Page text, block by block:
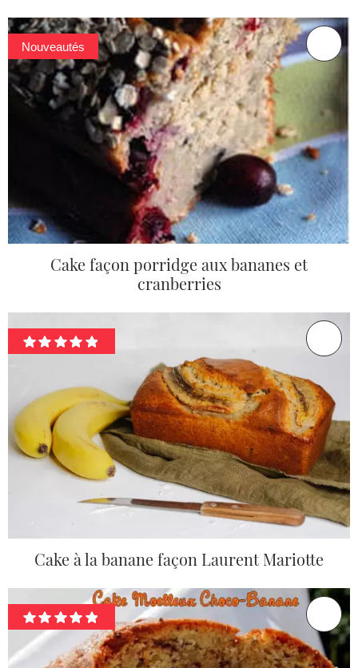
Nouveautés
Cake façon porridge aux bananes et
cranberries
Cake à la banane façon Laurent Mariotte